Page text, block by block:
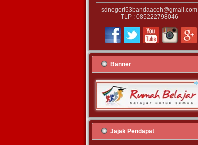
sdnegeri53bandaaceh@gmail.com
TLP : 085222798046
Banner
Jajak Pendapat